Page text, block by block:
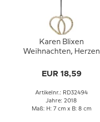
Karen Blixen
Weihnachten, Herzen
EUR 18,59
Artikelnr.: RD32494
Jahre: 2018
Maß: H: 7 cm x B: 8 cm